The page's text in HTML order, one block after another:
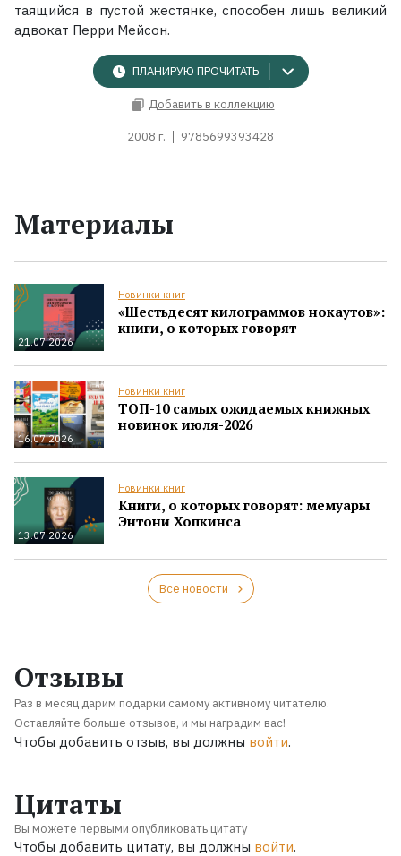
таящийся в пустой жестянке, способен лишь великий
адвокат Перри Мейсон.
ПЛАНИРУЮ ПРОЧИТАТЬ
Добавить в коллекцию
2008 г. 9785699393428
Материалы
21.07.2026
Новинки книг
«Шестьдесят килограммов нокаутов»:
книги, о которых говорят
16.07.2026
Новинки книг
ТОП-10 самых ожидаемых книжных
новинок июля-2026
13.07.2026
Новинки книг
Книги, о которых говорят: мемуары
Энтони Хопкинса
Все новости
Отзывы
Раз в месяц дарим подарки самому активному читателю.
Оставляйте больше отзывов, и мы наградим вас!
Чтобы добавить отзыв, вы должны войти.
Цитаты
Вы можете первыми опубликовать цитату
Чтобы добавить цитату, вы должны войти.